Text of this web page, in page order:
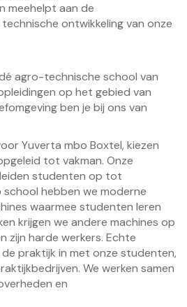
meehelpt aan de
ontwikkeling van onze
agro-technische school van
op het gebied van
ben je bij ons van
Yuverta mbo Boxtel, kiezen
tot vakman. Onze
studenten op tot
school hebben we moderne
waarmee studenten leren
krijgen we andere machines op
zijn harde werkers. Echte
de praktijk in met onze studenten,
We werken samen
en